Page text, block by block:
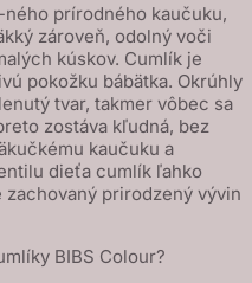
prírodného kaučuku,
zároveň, odolný voči
kúskov. Cumlík je
pokožku bábätka. Okrúhly
tvar, takmer vôbec sa
zostáva kľudná, bez
kaučuku a
dieťa cumlík ľahko
prirodzený vývin
BIBS Colour?